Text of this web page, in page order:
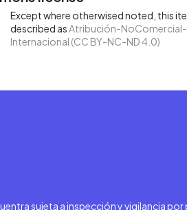
Except where otherwised noted, this
described as Atribución-NoComercial-
Internacional (CC BY-NC-ND 4.0)
sujeta a inspección y vigilancia